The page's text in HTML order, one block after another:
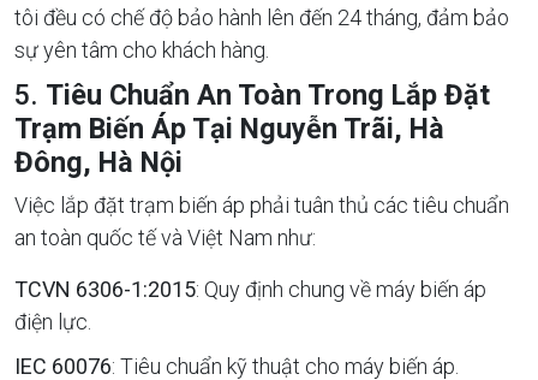
tôi đều có chế độ bảo hành lên đến 24 tháng, đảm bảo
sự yên tâm cho khách hàng.
5. Tiêu Chuẩn An Toàn Trong Lắp Đặt
Trạm Biến Áp Tại Nguyễn Trãi, Hà
Đông, Hà Nội
Việc lắp đặt trạm biến áp phải tuân thủ các tiêu chuẩn
an toàn quốc tế và Việt Nam như:
TCVN 6306-1:2015: Quy định chung về máy biến áp
điện lực.
IEC 60076: Tiêu chuẩn kỹ thuật cho máy biến áp.